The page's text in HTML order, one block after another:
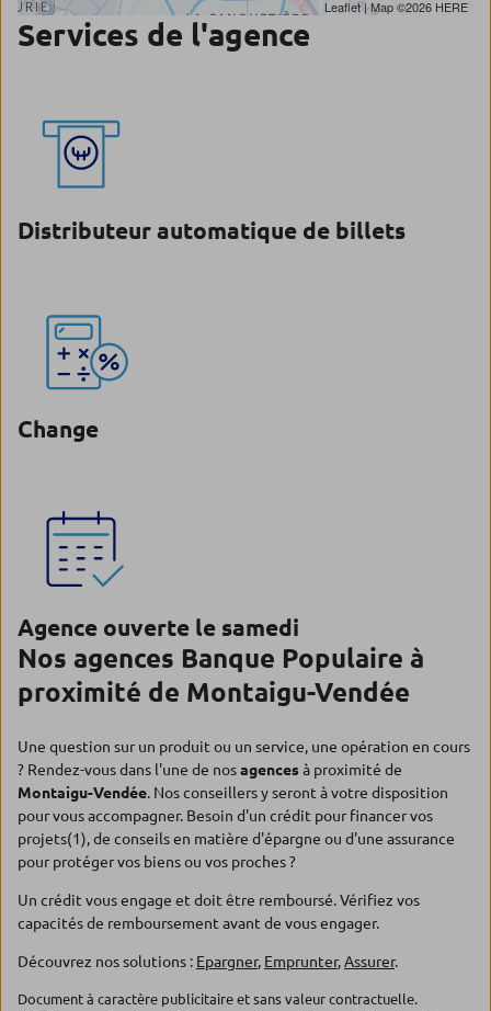
Leaflet| Map ©2026 HERE
Services de l'agence
Distributeur automatique de billets
Change
Agence ouverte le samedi
Nos agences Banque Populaire à
proximité de Montaigu-Vendée
Une question sur un produit ou un service, une opération en cours
? Rendez-vous dans l'une de nosagencesà proximité de
Montaigu-Vendée. Nos conseillers y seront à votre disposition
pour vous accompagner. Besoin d'un crédit pour financer vos
projets(1), de conseils en matière d'épargne ou d'une assurance
pour protéger vos biens ou vos proches ?
Un crédit vous engage et doit être remboursé. Vérifiez vos
capacités de remboursement avant de vous engager.
Découvrez nos solutions : Epargner, Emprunter,Assurer.
Document à caractère publicitaire et sans valeur contractuelle.